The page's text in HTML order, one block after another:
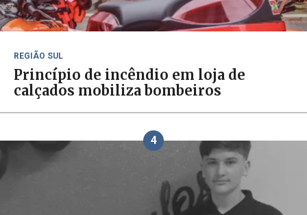
REGIÃO SUL
Princípio de incêndio em loja de
calçados mobiliza bombeiros
4